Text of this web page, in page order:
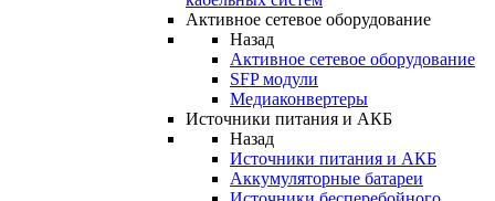
Активное сетевое оборудование
Назад
Активное сетевое оборудование
SFP модули
Медиаконвертеры
Источники питания и АКБ
Назад
Источники питания и АКБ
Аккумуляторные батареи